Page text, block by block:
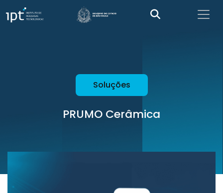
Soluções
PRUMO Cerâmica